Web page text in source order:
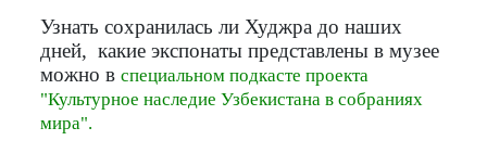
Узнать сохранилась ли Худжра до наших
дней, какие экспонаты представлены в музее
можно вспециальном подкасте проекта
"Культурное наследие Узбекистана в собраниях
мира".